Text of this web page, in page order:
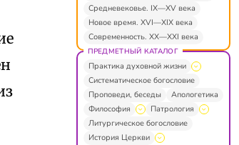
Средневековье. IX—XV века
Новое время. XVI—XIX века
Современность. XX—XXI века
ПРЕДМЕТНЫЙ КАТАЛОГ
Практика духовной жизни
Систематическое богословие
Проповеди, беседы
Апологетика
Философия
Патрология
Литургическое богословие
История Церкви